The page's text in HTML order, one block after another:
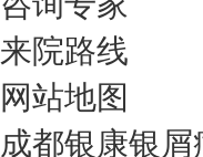
来院路线
网站地图
成都银康银